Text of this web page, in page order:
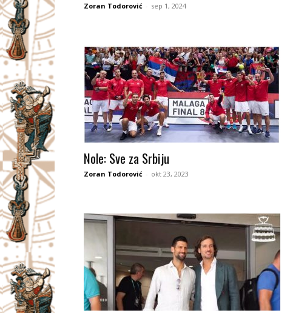
Zoran Todorović - sep 1, 2024
Nole: Sve za Srbiju
Zoran Todorović - okt 23, 2023